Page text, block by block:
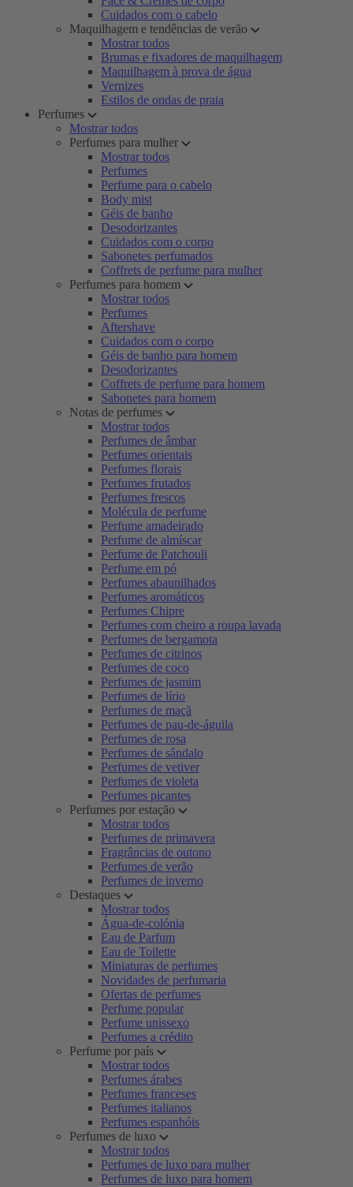
Cuidados com o cabelo
Maquilhagem e tendências de verão
Mostrar todos
Brumas e fixadores de maquilhagem
Maquilhagem à prova de água
Vernizes
Estilos de ondas de praia
Perfumes
Mostrar todos
Perfumes para mulher
Mostrar todos
Perfumes
Perfume para o cabelo
Body mist
Géis de banho
Desodorizantes
Cuidados com o corpo
Sabonetes perfumados
Coffrets de perfume para mulher
Perfumes para homem
Mostrar todos
Perfumes
Aftershave
Cuidados com o corpo
Géis de banho para homem
Desodorizantes
Coffrets de perfume para homem
Sabonetes para homem
Notas de perfumes
Mostrar todos
Perfumes de âmbar
Perfumes orientais
Perfumes florais
Perfumes frutados
Perfumes frescos
Molécula de perfume
Perfume amadeirado
Perfume de almíscar
Perfume de Patchouli
Perfume em pó
Perfumes abaunilhados
Perfumes aromáticos
Perfumes Chipre
Perfumes com cheiro a roupa lavada
Perfumes de bergamota
Perfumes de citrinos
Perfumes de coco
Perfumes de jasmim
Perfumes de lírio
Perfumes de maçã
Perfumes de pau-de-águila
Perfumes de rosa
Perfumes de sândalo
Perfumes de vetiver
Perfumes de violeta
Perfumes picantes
Perfumes por estação
Mostrar todos
Perfumes de primavera
Fragrâncias de outono
Perfumes de verão
Perfumes de inverno
Destaques
Mostrar todos
Água-de-colónia
Eau de Parfum
Eau de Toilette
Miniaturas de perfumes
Novidades de perfumaria
Ofertas de perfumes
Perfume popular
Perfume unissexo
Perfumes a crédito
Perfume por país
Mostrar todos
Perfumes árabes
Perfumes franceses
Perfumes italianos
Perfumes espanhóis
Perfumes de luxo
Mostrar todos
Perfumes de luxo para mulher
Perfumes de luxo para homem